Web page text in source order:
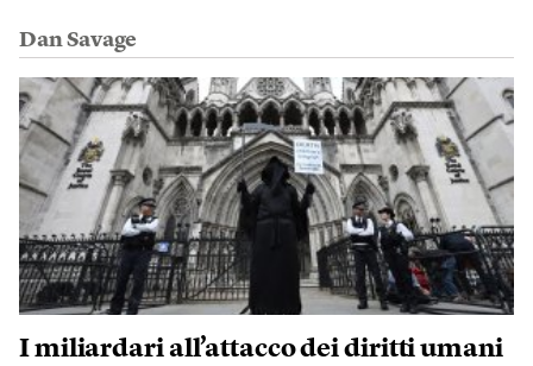
Dan Savage
I miliardari all’attacco dei diritti umani